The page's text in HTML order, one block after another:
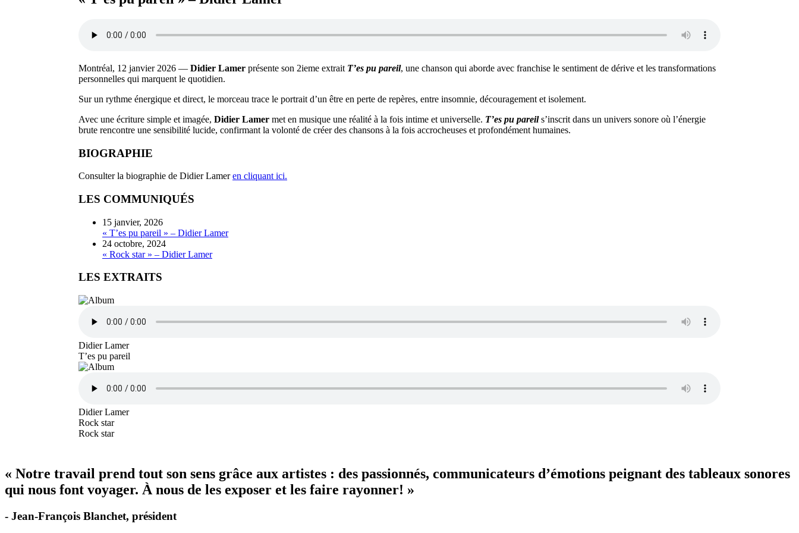
Montréal, 12 janvier 2026 — Didier Lamer présente son 2ieme extrait T’es pu pareil, une chanson qui aborde avec franchise le sentiment de dérive et les transformations
personnelles qui marquent le quotidien.
Sur un rythme énergique et direct, le morceau trace le portrait d’un être en perte de repères, entre insomnie, découragement et isolement.
Avec une écriture simple et imagée, Didier Lamer met en musique une réalité à la fois intime et universelle. T’es pu pareil s’inscrit dans un univers sonore où l’énergie
brute rencontre une sensibilité lucide, confirmant la volonté de créer des chansons à la fois accrocheuses et profondément humaines.
BIOGRAPHIE
Consulter la biographie de Didier Lameren cliquant ici.
LES COMMUNIQUÉS
15 janvier, 2026
« T’es pu pareil » – Didier Lamer
24 octobre, 2024
« Rock star » – Didier Lamer
LES EXTRAITS
Didier Lamer
T’es pu pareil
Didier Lamer
Rock star
Rock star
« Notre travail prend tout son sens grâce aux artistes : des passionnés, communicateurs d’émotions peignant des tableaux sonores
qui nous font voyager. À nous de les exposer et les faire rayonner! »
- Jean-François Blanchet, président